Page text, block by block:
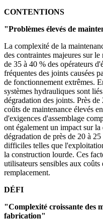
CONTENTIONS
"Problèmes élevés de
La complexité de la
des contraintes majeures sur
de 35 à 40 % des opérateurs
fréquentes des joints causées
de fonctionnement extrêmes.
systèmes hydrauliques sont
dégradation des joints. Près
coûts de maintenance élevés
d'exigences d'assemblage
ont également un impact sur
dégradation de près de 20 à
difficiles telles que
la construction lourde. Ces
utilisateurs sensibles aux
remplacement.
DÉFI
"Complexité croissante des
fabrication"